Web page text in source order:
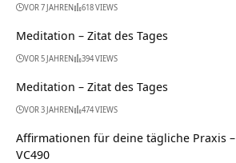
VOR 7 JAHREN 618 VIEWS
Meditation – Zitat des Tages
VOR 5 JAHREN 394 VIEWS
Meditation – Zitat des Tages
VOR 3 JAHREN 474 VIEWS
Affirmationen für deine tägliche Praxis –
VC490